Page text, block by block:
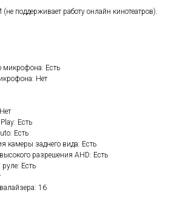
(не поддерживает работу онлайн кинотеатров).
микрофона: Есть
Нет
Есть
Есть
камеры заднего вида: Есть
разрешения AHD: Есть
Есть
16